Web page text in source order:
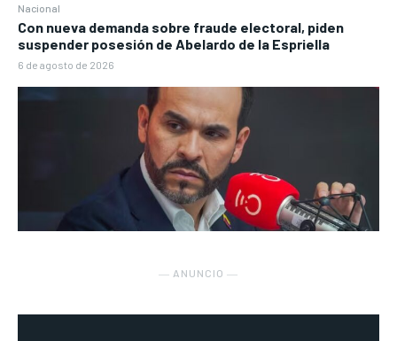
Nacional
Con nueva demanda sobre fraude electoral, piden
suspender posesión de Abelardo de la Espriella
6 de agosto de 2026
― ANUNCIO ―